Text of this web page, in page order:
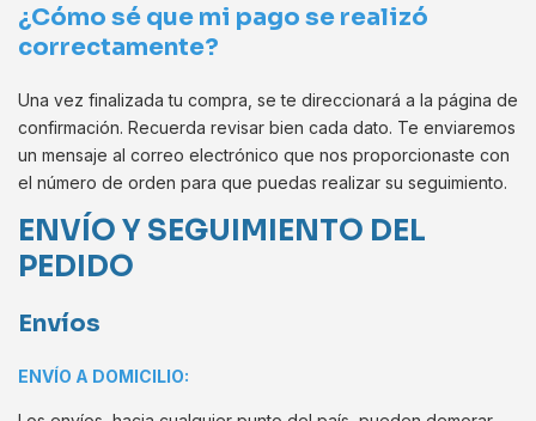
¿Cómo sé que mi pago se realizó
correctamente?
Una vez finalizada tu compra, se te direccionará a la página de
confirmación. Recuerda revisar bien cada dato. Te enviaremos
un mensaje al correo electrónico que nos proporcionaste con
el número de orden para que puedas realizar su seguimiento.
ENVÍO Y SEGUIMIENTO DEL
PEDIDO
Envíos
ENVÍO A DOMICILIO: